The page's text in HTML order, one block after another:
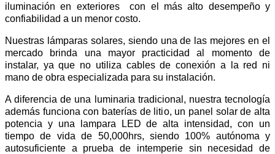
iluminación en exteriores con el más alto desempeño y
confiabilidad a un menor costo.
Nuestras lámparas solares, siendo una de las mejores en el
mercado brinda una mayor practicidad al momento de
instalar, ya que no utiliza cables de conexión a la red ni
mano de obra especializada para su instalación.
A diferencia de una luminaria tradicional, nuestra tecnología
además funciona con baterías de litio, un panel solar de alta
potencia y una lampara LED de alta intensidad, con un
tiempo de vida de 50,000hrs, siendo 100% autónoma y
autosuficiente a prueba de intemperie sin necesidad de